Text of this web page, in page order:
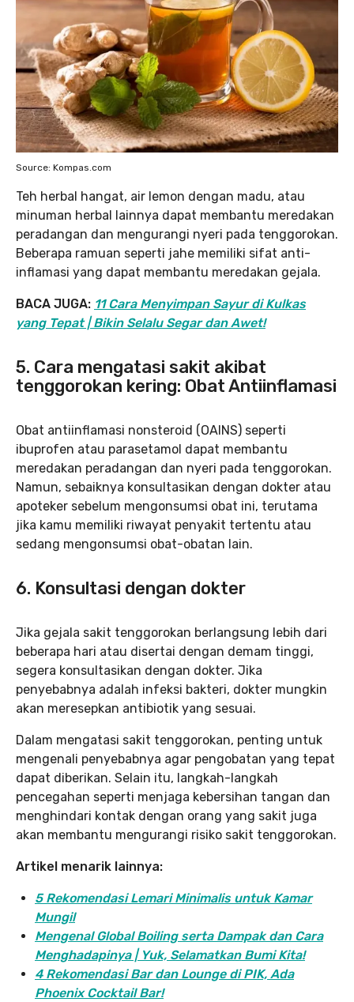
Source: Kompas.com
Teh herbal hangat, air lemon dengan madu, atau
minuman herbal lainnya dapat membantu meredakan
peradangan dan mengurangi nyeri pada tenggorokan.
Beberapa ramuan seperti jahe memiliki sifat anti-
inflamasi yang dapat membantu meredakan gejala.
BACA JUGA: 11 Cara Menyimpan Sayur di Kulkas
yang Tepat | Bikin Selalu Segar dan Awet!
5. Cara mengatasi sakit akibat
tenggorokan kering: Obat Antiinflamasi
Obat antiinflamasi nonsteroid (OAINS) seperti
ibuprofen atau parasetamol dapat membantu
meredakan peradangan dan nyeri pada tenggorokan.
Namun, sebaiknya konsultasikan dengan dokter atau
apoteker sebelum mengonsumsi obat ini, terutama
jika kamu memiliki riwayat penyakit tertentu atau
sedang mengonsumsi obat-obatan lain.
6. Konsultasi dengan dokter
Jika gejala sakit tenggorokan berlangsung lebih dari
beberapa hari atau disertai dengan demam tinggi,
segera konsultasikan dengan dokter. Jika
penyebabnya adalah infeksi bakteri, dokter mungkin
akan meresepkan antibiotik yang sesuai.
Dalam mengatasi sakit tenggorokan, penting untuk
mengenali penyebabnya agar pengobatan yang tepat
dapat diberikan. Selain itu, langkah-langkah
pencegahan seperti menjaga kebersihan tangan dan
menghindari kontak dengan orang yang sakit juga
akan membantu mengurangi risiko sakit tenggorokan.
Artikel menarik lainnya:
5 Rekomendasi Lemari Minimalis untuk Kamar
Mungil
Mengenal Global Boiling serta Dampak dan Cara
Menghadapinya | Yuk, Selamatkan Bumi Kita!
4 Rekomendasi Bar dan Lounge di PIK, Ada
Phoenix Cocktail Bar!